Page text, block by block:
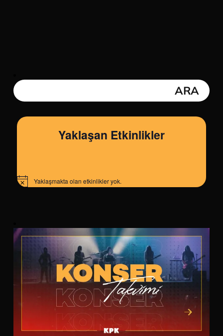
Yaklaşan Etkinlikler
Notice Yaklaşmakta olan etkinlikler yok.